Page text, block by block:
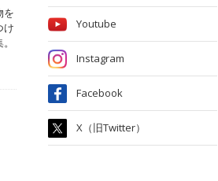
を
け
Youtube
Instagram
Facebook
X（旧Twitter）